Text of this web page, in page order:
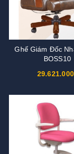
Ghế Giám Đốc
BOSS10